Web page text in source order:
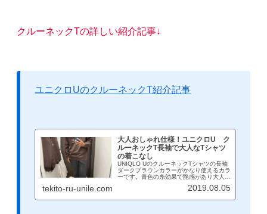
クルーネックTの詳しい紹介記事↓
ユニクロUのクルーネックT紹介記事
大人おしゃれ仕様！ユニクロU ク
ルーネックT長袖で大人なTシャツ
の着こなし
UNIQLO UのクルーネックTシャツの長袖
ダークブラウンカラーがかなり使えるカラ
ーです。青色の糸効果で艶感があり大人な
着こなしにぴったり！インナーとしても大
活躍間違いなしのロンTです。サイズ感を
tekito-ru-unile.com 2019.08.05